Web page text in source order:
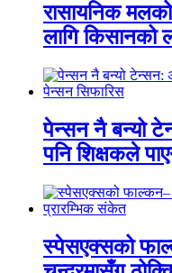
रासायनिक मलको
लागि किसानको
पेन्सन नै बन्यो
पनि शिक्षकले
स्पेसएक्सको